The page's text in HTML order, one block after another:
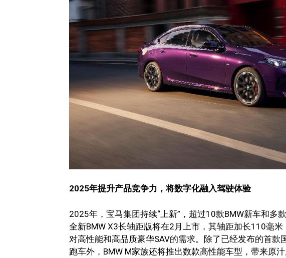
2025年提升产品竞争力，将数字化融入驾驶体验
2025年，宝马集团持续“上新”，超过10款BMW新车和多
全新BMW X3长轴距版将在2月上市，其轴距加长110毫
对高性能和高品质豪华SAV的需求。除了已经发布的首
跑车外，BMW M家族还将推出数款高性能车型，带来原汁